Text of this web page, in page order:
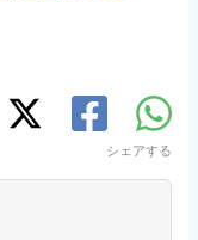
シェアする